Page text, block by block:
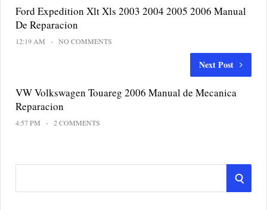
Ford Expedition Xlt Xls 2003 2004 2005 2006 Manual
De Reparacion
12:19 AM NO COMMENTS
Next Post
VW Volkswagen Touareg 2006 Manual de Mecanica
Reparacion
4:57 PM 2 COMMENTS
S